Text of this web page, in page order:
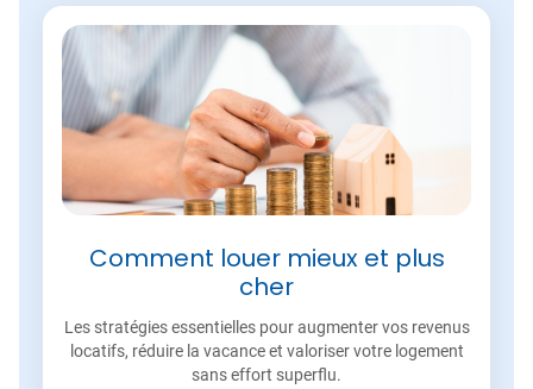
Comment louer mieux et plus
cher
Les stratégies essentielles pour augmenter vos revenus
locatifs, réduire la vacance et valoriser votre logement
sans effort superflu.